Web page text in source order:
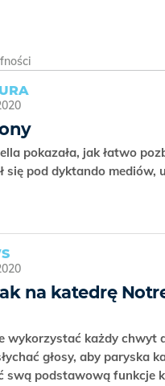
pokazała, jak łatwo
się pod dyktando
na katedrę
wykorzystać każdy chwyt
głosy, aby paryska
swą podstawową funkcje